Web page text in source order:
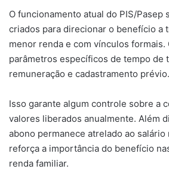
O funcionamento atual do PIS/Pasep
criados para direcionar o benefício a
menor renda e com vínculos formais.
parâmetros específicos de tempo de
remuneração e cadastramento prévio.
Isso garante algum controle sobre a
valores liberados anualmente. Além
abono permanece atrelado ao salário
reforça a importância do benefício
renda familiar.